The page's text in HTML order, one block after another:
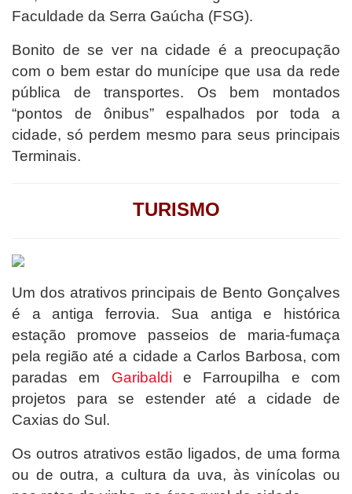
Faculdade da Serra Gaúcha (FSG).
Bonito de se ver na cidade é a preocupação
com o bem estar do munícipe que usa da rede
pública de transportes. Os bem montados
“pontos de ônibus” espalhados por toda a
cidade, só perdem mesmo para seus principais
Terminais.
TURISMO
Um dos atrativos principais de Bento Gonçalves
é a antiga ferrovia. Sua antiga e histórica
estação promove passeios de maria-fumaça
pela região até a cidade a Carlos Barbosa, com
paradas em Garibaldi e Farroupilha e com
projetos para se estender até a cidade de
Caxias do Sul.
Os outros atrativos estão ligados, de uma forma
ou de outra, a cultura da uva, às vinícolas ou